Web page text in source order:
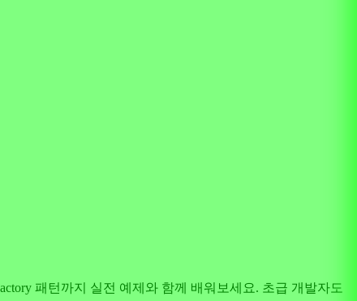
패턴까지 실전 예제와 함께 배워보세요. 초급 개발자도